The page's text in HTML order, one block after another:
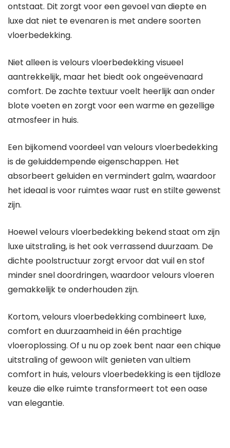
ontstaat. Dit zorgt voor een gevoel van diepte en
luxe dat niet te evenaren is met andere soorten
vloerbedekking.
Niet alleen is velours vloerbedekking visueel
aantrekkelijk, maar het biedt ook ongeëvenaard
comfort. De zachte textuur voelt heerlijk aan onder
blote voeten en zorgt voor een warme en gezellige
atmosfeer in huis.
Een bijkomend voordeel van velours vloerbedekking
is de geluiddempende eigenschappen. Het
absorbeert geluiden en vermindert galm, waardoor
het ideaal is voor ruimtes waar rust en stilte gewenst
zijn.
Hoewel velours vloerbedekking bekend staat om zijn
luxe uitstraling, is het ook verrassend duurzaam. De
dichte poolstructuur zorgt ervoor dat vuil en stof
minder snel doordringen, waardoor velours vloeren
gemakkelijk te onderhouden zijn.
Kortom, velours vloerbedekking combineert luxe,
comfort en duurzaamheid in één prachtige
vloeroplossing. Of u nu op zoek bent naar een chique
uitstraling of gewoon wilt genieten van ultiem
comfort in huis, velours vloerbedekking is een tijdloze
keuze die elke ruimte transformeert tot een oase
van elegantie.